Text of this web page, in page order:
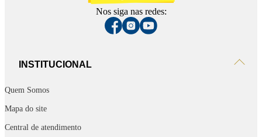
Nos siga nas redes:
INSTITUCIONAL
Quem Somos
Mapa do site
Central de atendimento